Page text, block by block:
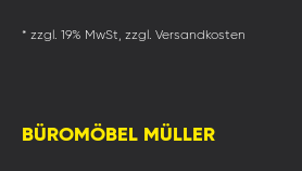
* zzgl. 19% MwSt, zzgl. Versandkosten
BÜROMÖBEL MÜLLER